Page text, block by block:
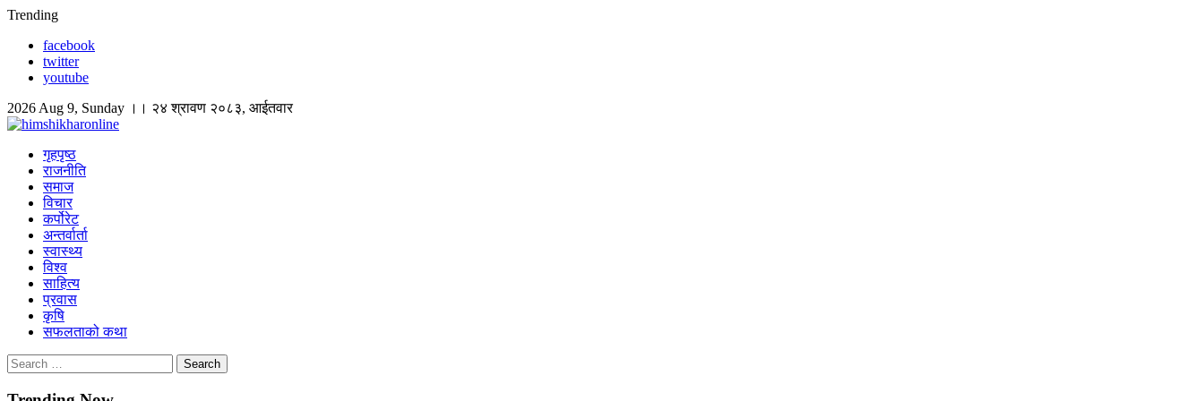
Skip
content
Trending
facebook
twitter
youtube
2026 Aug 9, Sunday ।। २४ श्रावण २०८३, आईतवार
Himshikhar Online
गृहपृष्ठ
राजनीति
समाज
विचार
कर्पोरेट
अन्तर्वार्ता
स्वास्थ्य
विश्व
साहित्य
प्रवास
कृषि
सफलताको कथा
Search
for: